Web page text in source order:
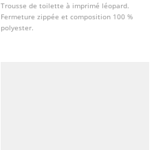
Trousse de toilette à imprimé léopard.
Fermeture zippée et composition 100 %
polyester.